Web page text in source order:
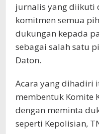
jurnalis yang diikuti
komitmen semua
dukungan kepada
sebagai salah satu
Daton.
Acara yang dihadiri
membentuk Komite
dengan meminta
seperti Kepolisian,